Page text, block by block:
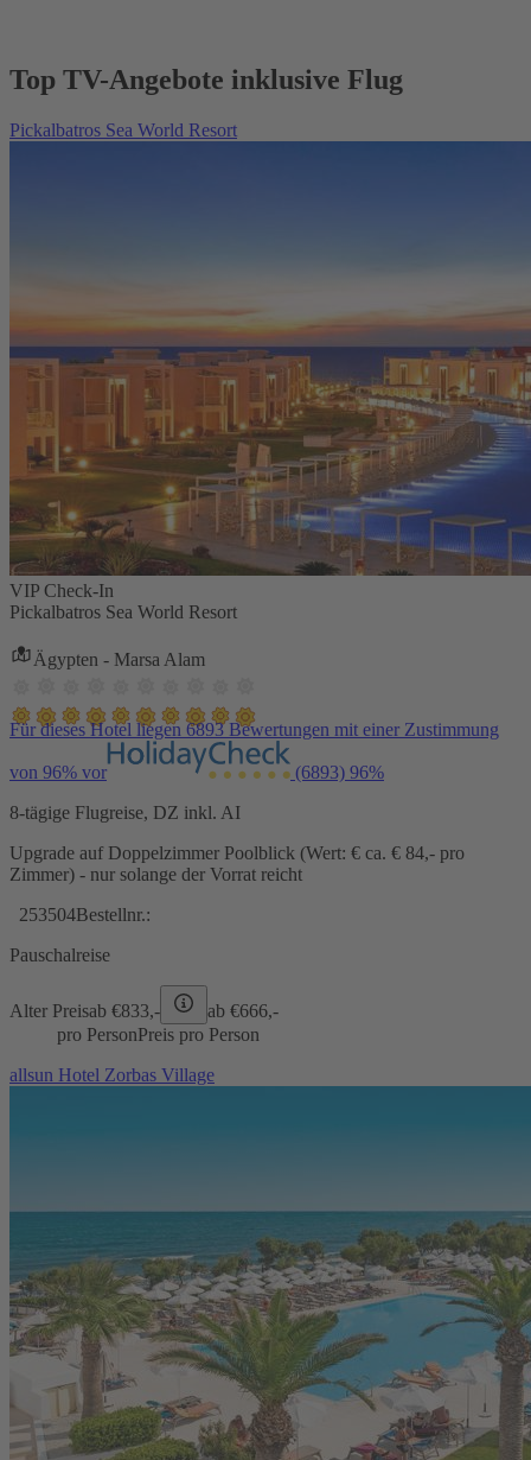
Top TV-Angebote inklusive Flug
Pickalbatros Sea World Resort
VIP Check-In
Pickalbatros Sea World Resort
Ägypten - Marsa Alam
Für dieses Hotel liegen 6893 Bewertungen mit einer Zustimmung
von 96% vor (6893) 96%
8-tägige Flugreise, DZ inkl. AI
Upgrade auf Doppelzimmer Poolblick (Wert: € ca. € 84,- pro
Zimmer) - nur solange der Vorrat reicht
253504Bestellnr.:
Pauschalreise
Alter Preisab €833,- ab €666,-
pro PersonPreis pro Person
allsun Hotel Zorbas Village